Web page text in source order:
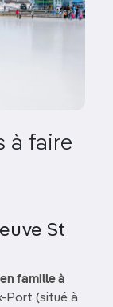
à faire
St
famille à
Port (situé à